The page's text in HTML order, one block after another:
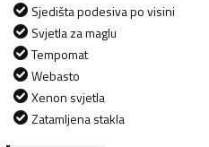
Sjedišta podesiva po visini
Svjetla za maglu
Tempomat
Webasto
Xenon svjetla
Zatamljena stakla